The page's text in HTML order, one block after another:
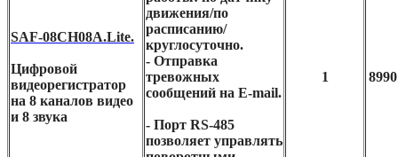
SAF-08CH08A.Lite.
Цифровой
видеорегистратор
на 8 каналов видео
и 8 звука
движения/по
расписанию/
круглосуточно.
- Отправка
тревожных
сообщений на E-mail.
- Порт RS-485
позволяет управлять
1 8990